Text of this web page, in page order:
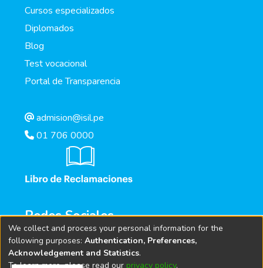
Cursos especializados
Diplomados
Blog
Test vocacional
Portal de Transparencia
admision@isil.pe
01 706 0000
Redes Sociales
We collect and process your personal information for the
following purposes: Authentication, Preferences,
Acknowledgement and Statistics.
To learn more, please read our privacy policy.